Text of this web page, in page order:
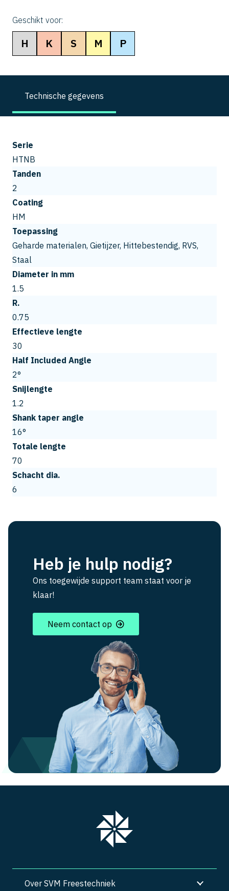
Geschikt voor:
H K S M P
Technische gegevens
Serie
HTNB
Tanden
2
Coating
HM
Toepassing
Geharde materialen, Gietijzer, Hittebestendig, RVS,
Staal
Diameter in mm
1.5
R.
0.75
Effectieve lengte
30
Half Included Angle
2°
Snijlengte
1.2
Shank taper angle
16°
Totale lengte
70
Schacht dia.
6
Heb je hulp nodig?
Ons toegewijde support team staat voor je
klaar!
Neem contact op
Over SVM Freestechniek